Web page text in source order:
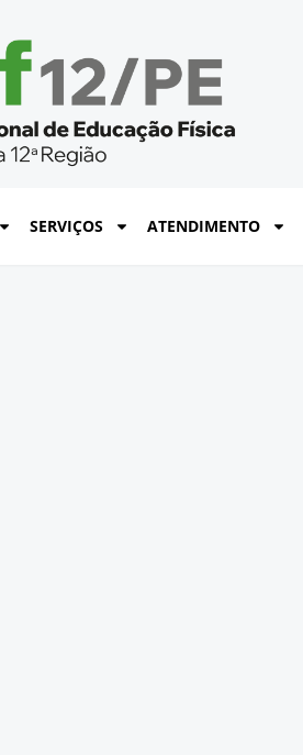
SERVIÇOS ATENDIMENTO